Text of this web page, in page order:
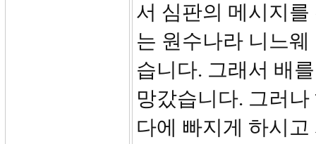
서 심판의 메시지
는 원수나라 니느
습니다. 그래서 배
망갔습니다. 그러
다에 빠지게 하시